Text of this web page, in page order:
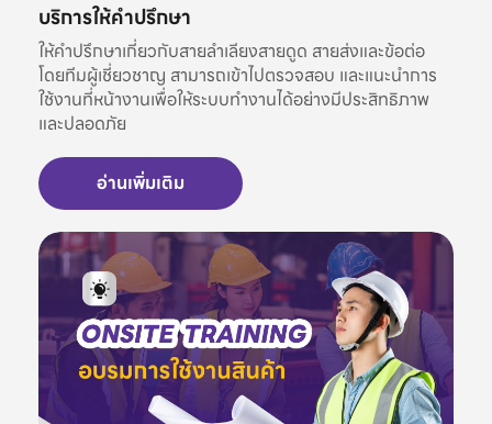
บริการให้คำปรึกษา
ให้คำปรึกษาเกี่ยวกับสายลำเลียงสายดูด สายส่งและข้อต่อ
โดยทีมผู้เชี่ยวชาญ สามารถเข้าไปตรวจสอบ และแนะนำการ
ใช้งานที่หน้างานเพื่อให้ระบบทำงานได้อย่างมีประสิทธิภาพ
และปลอดภัย
อ่านเพิ่มเติม